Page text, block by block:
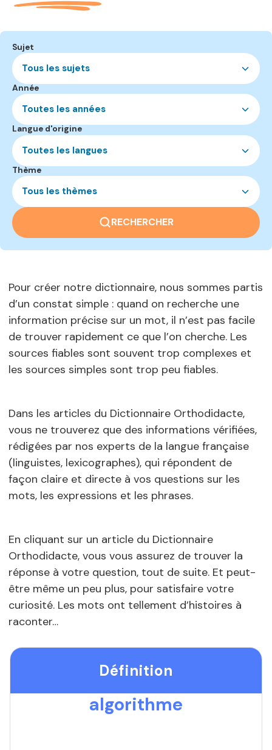
Sujet
Tous les sujets
Année
Toutes les années
Langue d'origine
Toutes les langues
Thème
Tous les thèmes
RECHERCHER
Pour créer notre dictionnaire, nous sommes partis
d’un constat simple : quand on recherche une
information précise sur un mot, il n’est pas facile
de trouver rapidement ce que l’on cherche. Les
sources fiables sont souvent trop complexes et
les sources simples sont trop peu fiables.
Dans les articles du Dictionnaire Orthodidacte,
vous ne trouverez que des informations vérifiées,
rédigées par nos experts de la langue française
(linguistes, lexicographes), qui répondent de
façon claire et directe à vos questions sur les
mots, les expressions et les phrases.
En cliquant sur un article du Dictionnaire
Orthodidacte, vous vous assurez de trouver la
réponse à votre question, tout de suite. Et peut-
être même un peu plus, pour satisfaire votre
curiosité. Les mots ont tellement d’histoires à
raconter…
Définition
algorithme